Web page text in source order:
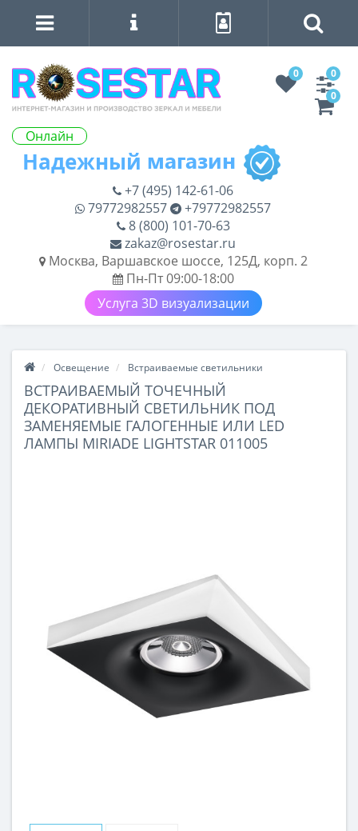
Онлайн
0
0
0
+7 (495) 142-61-06
79772982557
+79772982557
8 (800) 101-70-63
zakaz@rosestar.ru
Москва, Варшавское шоссе, 125Д, корп. 2
Пн-Пт 09:00-18:00
Услуга 3D визуализации
Освещение Встраиваемые светильники
ВСТРАИВАЕМЫЙ ТОЧЕЧНЫЙ
ДЕКОРАТИВНЫЙ СВЕТИЛЬНИК ПОД
ЗАМЕНЯЕМЫЕ ГАЛОГЕННЫЕ ИЛИ LED
ЛАМПЫ MIRIADE LIGHTSTAR 011005